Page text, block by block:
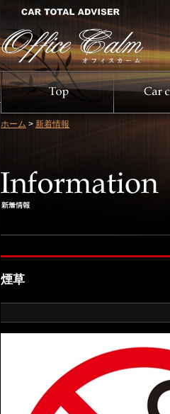
ホーム > 新着情報
煙草